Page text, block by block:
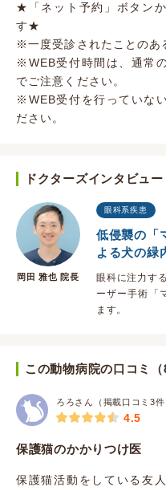
★「ネット予約」ボタン
す★
※一度受診されたことのあ
※WEB受付時間は、通常
でご注意ください。
※WEB受付を行っていな
ださい。
ドクターズインタビュー
岡田 雅也 院長
眼科系疾患
低侵襲の「
よる犬の緑
眼科に注力す
ーザー手術「
ます。
この動物病院の口コミ（
ろろさん（掲載口コミ3件
4.5
保護猫のかかりつけ医
保護猫活動をしている友